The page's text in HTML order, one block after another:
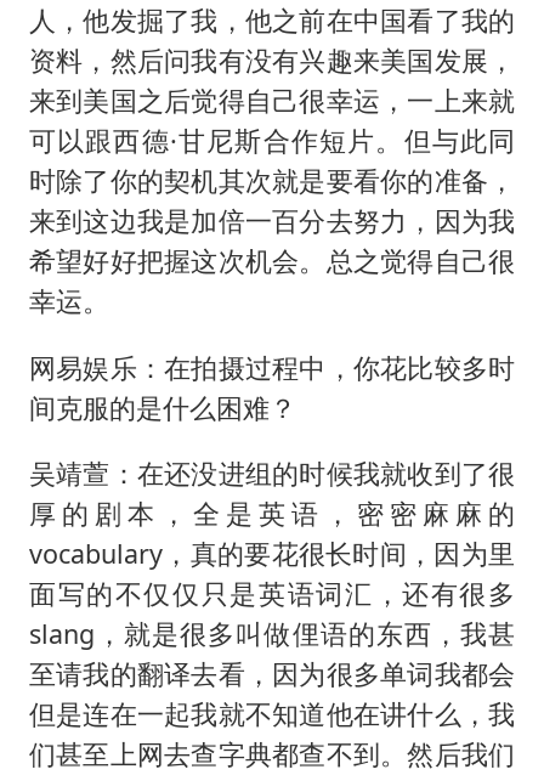
人，他发掘了我，他之前在中国看了我的
资料，然后问我有没有兴趣来美国发展，
来到美国之后觉得自己很幸运，一上来就
可以跟西德·甘尼斯合作短片。但与此同
时除了你的契机其次就是要看你的准备，
来到这边我是加倍一百分去努力，因为我
希望好好把握这次机会。总之觉得自己很
幸运。
网易娱乐：在拍摄过程中，你花比较多时
间克服的是什么困难？
吴靖萱：在还没进组的时候我就收到了很
厚的剧本，全是英语，密密麻麻的
vocabulary，真的要花很长时间，因为里
面写的不仅仅只是英语词汇，还有很多
slang，就是很多叫做俚语的东西，我甚
至请我的翻译去看，因为很多单词我都会
但是连在一起我就不知道他在讲什么，我
们甚至上网去查字典都查不到。然后我们